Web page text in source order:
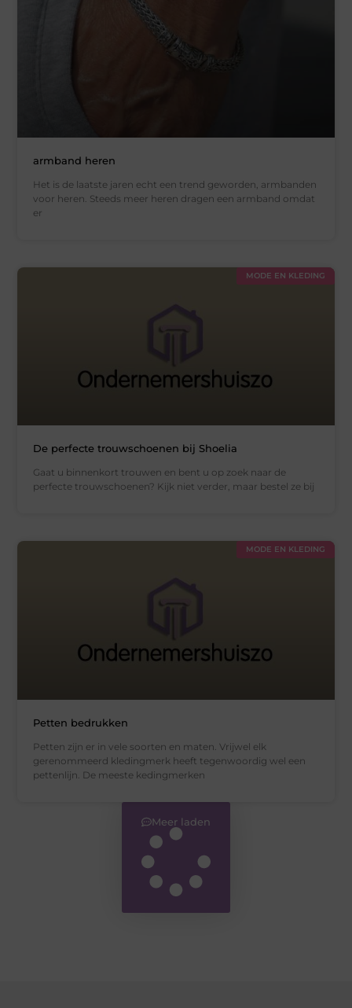
armband heren
Het is de laatste jaren echt een trend geworden, armbanden
voor heren. Steeds meer heren dragen een armband omdat
er
MODE EN KLEDING
De perfecte trouwschoenen bij Shoelia
Gaat u binnenkort trouwen en bent u op zoek naar de
perfecte trouwschoenen? Kijk niet verder, maar bestel ze bij
MODE EN KLEDING
Petten bedrukken
Petten zijn er in vele soorten en maten. Vrijwel elk
gerenommeerd kledingmerk heeft tegenwoordig wel een
pettenlijn. De meeste kedingmerken
Meer laden